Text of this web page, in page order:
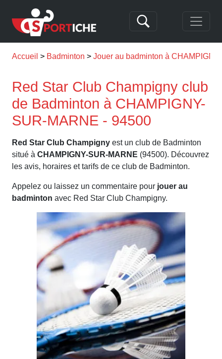
Accueil Badminton Jouer au badminton à
Red Star Club Champigny club
de Badminton à CHAMPIGNY-
SUR-MARNE - 94500
Red Star Club Champigny est un club de Badminton
situé à CHAMPIGNY-SUR-MARNE (94500). Découvrez
les avis, horaires et tarifs de ce club de Badminton.
Appelez ou laissez un commentaire pour jouer au
badminton avec Red Star Club Champigny.